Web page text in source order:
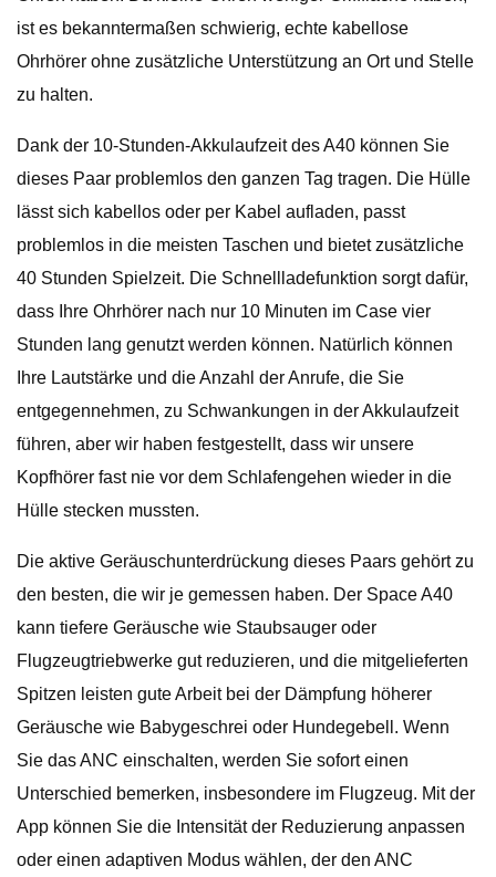
ist es bekanntermaßen schwierig, echte kabellose
Ohrhörer ohne zusätzliche Unterstützung an Ort und Stelle
zu halten.
Dank der 10-Stunden-Akkulaufzeit des A40 können Sie
dieses Paar problemlos den ganzen Tag tragen. Die Hülle
lässt sich kabellos oder per Kabel aufladen, passt
problemlos in die meisten Taschen und bietet zusätzliche
40 Stunden Spielzeit. Die Schnellladefunktion sorgt dafür,
dass Ihre Ohrhörer nach nur 10 Minuten im Case vier
Stunden lang genutzt werden können. Natürlich können
Ihre Lautstärke und die Anzahl der Anrufe, die Sie
entgegennehmen, zu Schwankungen in der Akkulaufzeit
führen, aber wir haben festgestellt, dass wir unsere
Kopfhörer fast nie vor dem Schlafengehen wieder in die
Hülle stecken mussten.
Die aktive Geräuschunterdrückung dieses Paars gehört zu
den besten, die wir je gemessen haben. Der Space A40
kann tiefere Geräusche wie Staubsauger oder
Flugzeugtriebwerke gut reduzieren, und die mitgelieferten
Spitzen leisten gute Arbeit bei der Dämpfung höherer
Geräusche wie Babygeschrei oder Hundegebell. Wenn
Sie das ANC einschalten, werden Sie sofort einen
Unterschied bemerken, insbesondere im Flugzeug. Mit der
App können Sie die Intensität der Reduzierung anpassen
oder einen adaptiven Modus wählen, der den ANC